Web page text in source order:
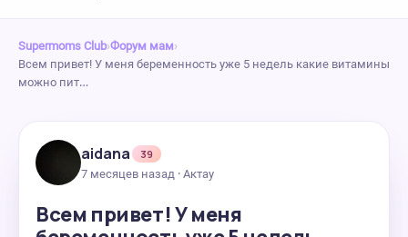
Supermoms Club›Форум мам›
Всем привет! У меня беременность уже 5 недель какие витамины
можно пит…
aidana
39
7 месяцев назад · Актау
Всем привет! У меня